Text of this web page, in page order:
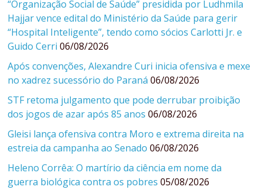
“Organização Social de Saúde” presidida por Ludhmila
Hajjar vence edital do Ministério da Saúde para gerir
“Hospital Inteligente”, tendo como sócios Carlotti Jr. e
Guido Cerri 06/08/2026
Após convenções, Alexandre Curi inicia ofensiva e mexe
no xadrez sucessório do Paraná 06/08/2026
STF retoma julgamento que pode derrubar proibição
dos jogos de azar após 85 anos 06/08/2026
Gleisi lança ofensiva contra Moro e extrema direita na
estreia da campanha ao Senado 06/08/2026
Heleno Corrêa: O martírio da ciência em nome da
guerra biológica contra os pobres 05/08/2026